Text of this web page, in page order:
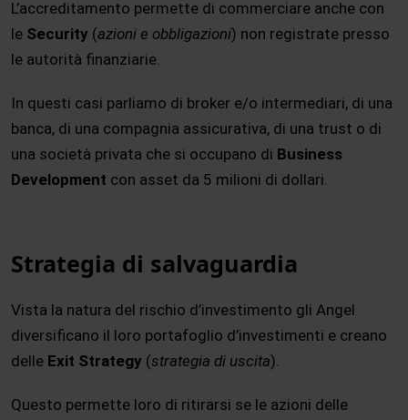
L’accreditamento permette di commerciare anche con
le Security (azioni e obbligazioni) non registrate presso
le autorità finanziarie.
In questi casi parliamo di broker e/o intermediari, di una
banca, di una compagnia assicurativa, di una trust o di
una società privata che si occupano di Business
Development con asset da 5 milioni di dollari.
Strategia di salvaguardia
Vista la natura del rischio d’investimento gli Angel
diversificano il loro portafoglio d’investimenti e creano
delle Exit Strategy (strategia di uscita).
Questo permette loro di ritirarsi se le azioni delle